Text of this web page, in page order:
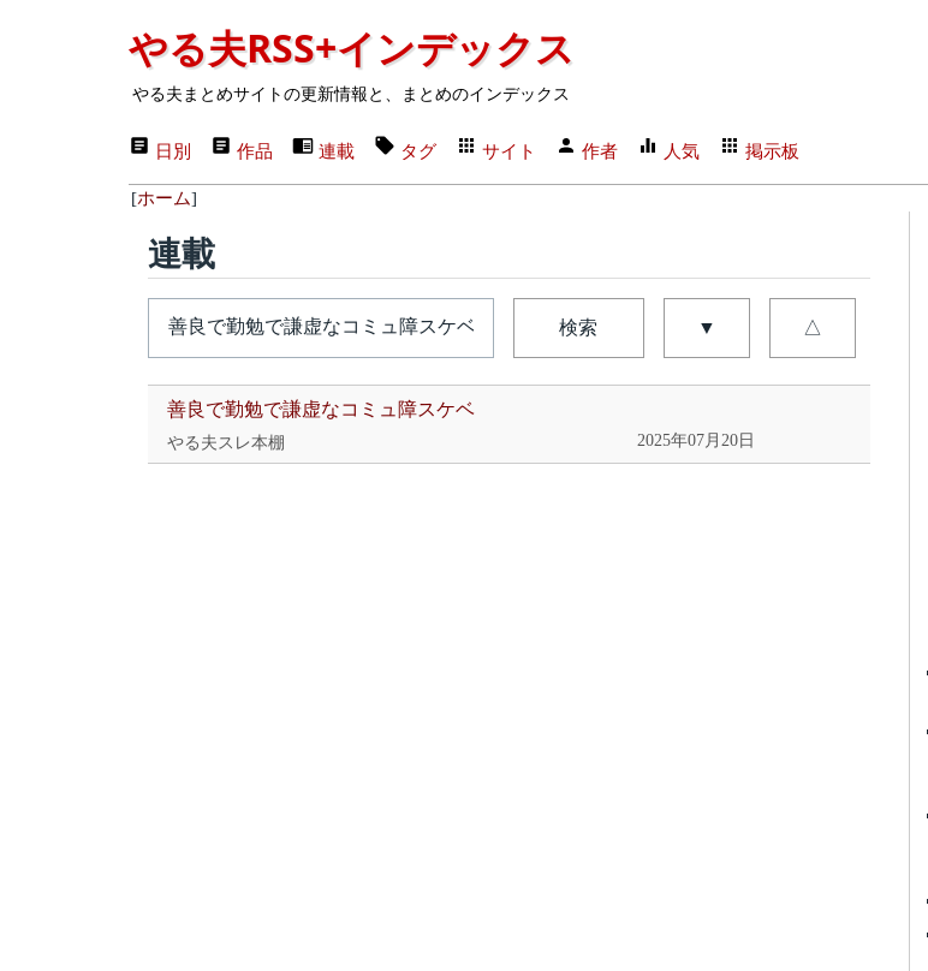
やる夫RSS+インデックス
やる夫まとめサイトの更新情報と、まとめのインデックス
日別 作品 連載 タグ サイト 作者 人気 掲示板
[ホーム]
連載
検索 ▼ △
善良で勤勉で謙虚なコミュ障スケベ
やる夫スレ本棚 2025年07月20日